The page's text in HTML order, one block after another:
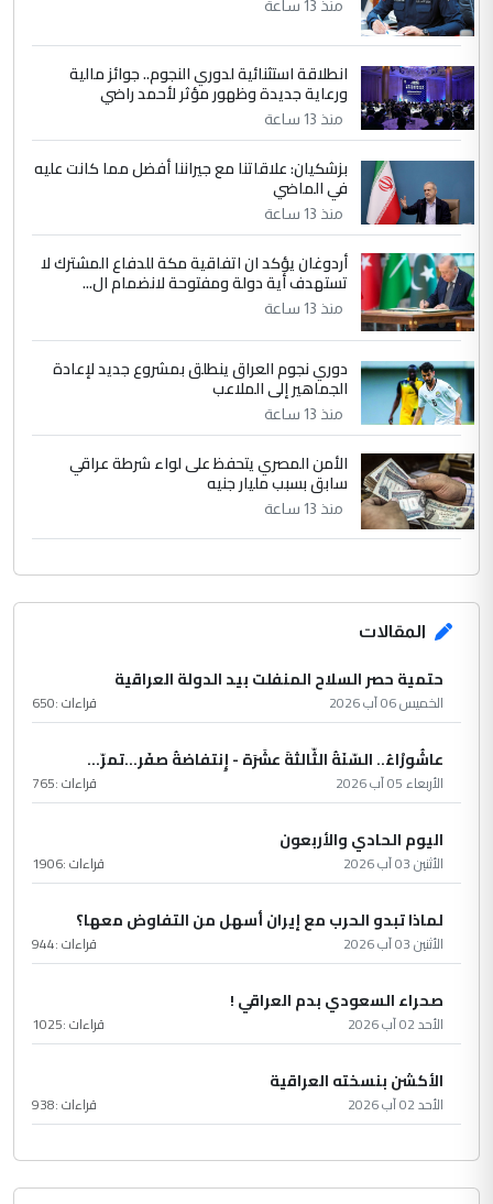
مضجعيك يابن الزنا (نص كامل)
5 سردار
التعليق : واحد من عصابة علي ماما يسقط
جنسية الرافد الثالث للعراق ومن اصول عريقة
الموضوع :
الجواهري يرد على صدام حسين سل
مضجعيك يابن الزنا (نص كامل)
منذ 13 ساعة
انطلاقة استثنائية لدوري النجوم.. جوائز مالية
ورعاية جديدة وظهور مؤثر لأحمد راضي
منذ 13 ساعة
بزشكيان: علاقاتنا مع جيراننا أفضل مما كانت عليه
في الماضي
منذ 13 ساعة
أردوغان يؤكد ان اتفاقية مكة للدفاع المشترك لا
تستهدف أية دولة ومفتوحة لانضمام ال...
منذ 13 ساعة
دوري نجوم العراق ينطلق بمشروع جديد لإعادة
الجماهير إلى الملاعب
منذ 13 ساعة
الأمن المصري يتحفظ على لواء شرطة عراقي
سابق بسبب مليار جنيه
منذ 13 ساعة
المقالات
حتمية حصر السلاح المنفلت بيد الدولة العراقية
الخميس 06 آب 2026 قراءات :650
عاشُورْاءُ.. السّنَةُ الثّالثةَ عشَرَة - إِنتفاضةُ صفَر…تمرّ...
الأربعاء 05 آب 2026 قراءات :765
اليوم الحادي والأربعون
الأثنين 03 آب 2026 قراءات :1906
لماذا تبدو الحرب مع إيران أسهل من التفاوض معها؟
الأثنين 03 آب 2026 قراءات :944
صحراء السعودي بدم العراقي !
الأحد 02 آب 2026 قراءات :1025
الأكشن بنسخته العراقية
الأحد 02 آب 2026 قراءات :938